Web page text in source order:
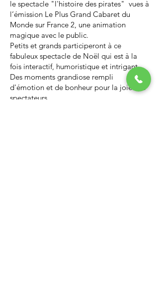
le spectacle "l'histoire des pirates" vues à
l’émission Le Plus Grand Cabaret du
Monde sur France 2, une animation
magique avec le public.
Petits et grands participeront à ce
fabuleux spectacle de Noël qui est à la
fois interactif, humoristique et intrigant.
Des moments grandiose rempli
d'émotion et de bonheur pour la joie des
spectateurs.